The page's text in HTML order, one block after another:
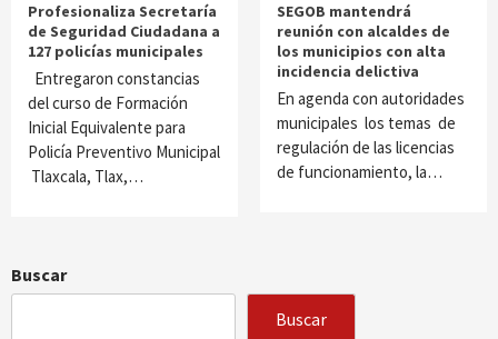
Profesionaliza Secretaría
de Seguridad Ciudadana a
127 policías municipales
Entregaron constancias
del curso de Formación
Inicial Equivalente para
Policía Preventivo Municipal
Tlaxcala, Tlax,…
SEGOB mantendrá
reunión con alcaldes de
los municipios con alta
incidencia delictiva
En agenda con autoridades
municipales los temas de
regulación de las licencias
de funcionamiento, la…
Buscar
Buscar